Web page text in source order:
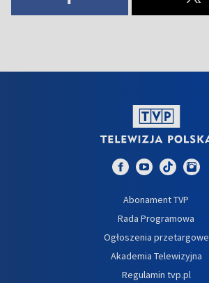
Abonament TVP
Rada Programowa
Ogłoszenia przetargowe
Akademia Telewizyjna
Regulamin tvp.pl